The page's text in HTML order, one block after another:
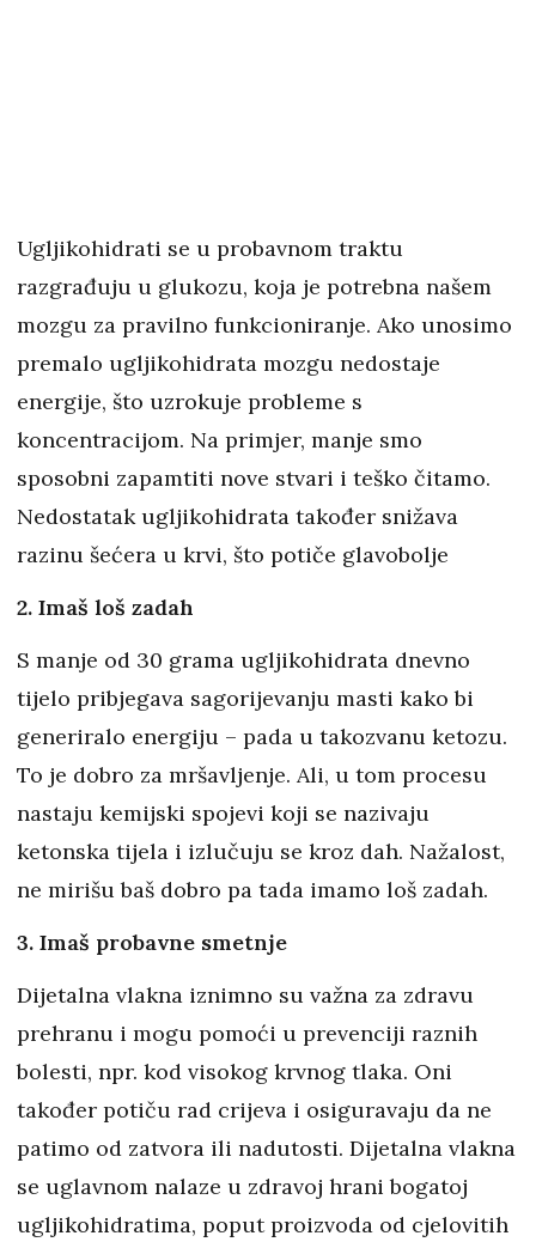
Ugljikohidrati se u probavnom traktu
razgrađuju u glukozu, koja je potrebna našem
mozgu za pravilno funkcioniranje. Ako unosimo
premalo ugljikohidrata mozgu nedostaje
energije, što uzrokuje probleme s
koncentracijom. Na primjer, manje smo
sposobni zapamtiti nove stvari i teško čitamo.
Nedostatak ugljikohidrata također snižava
razinu šećera u krvi, što potiče glavobolje
2. Imaš loš zadah
S manje od 30 grama ugljikohidrata dnevno
tijelo pribjegava sagorijevanju masti kako bi
generiralo energiju – pada u takozvanu ketozu.
To je dobro za mršavljenje. Ali, u tom procesu
nastaju kemijski spojevi koji se nazivaju
ketonska tijela i izlučuju se kroz dah. Nažalost,
ne mirišu baš dobro pa tada imamo loš zadah.
3. Imaš probavne smetnje
Dijetalna vlakna iznimno su važna za zdravu
prehranu i mogu pomoći u prevenciji raznih
bolesti, npr. kod visokog krvnog tlaka. Oni
također potiču rad crijeva i osiguravaju da ne
patimo od zatvora ili nadutosti. Dijetalna vlakna
se uglavnom nalaze u zdravoj hrani bogatoj
ugljikohidratima, poput proizvoda od cjelovitih